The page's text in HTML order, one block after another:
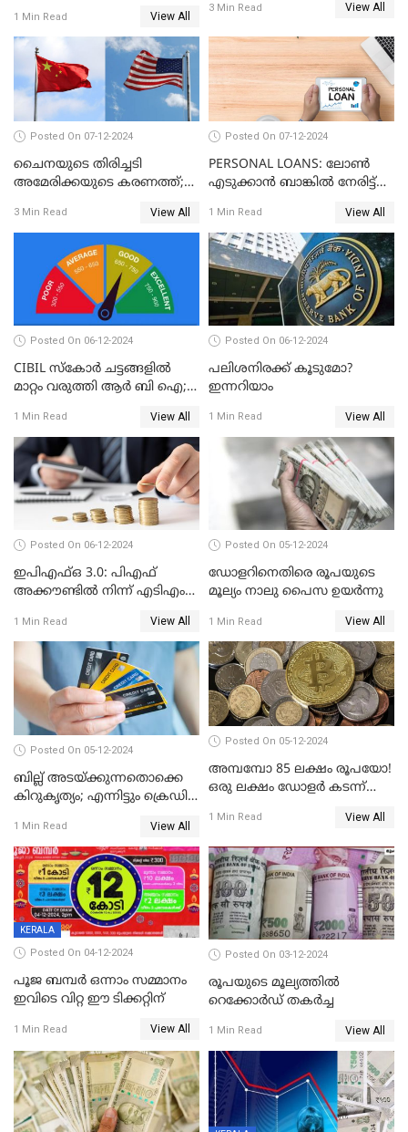
1 Min Read View All
കോളയേക്കുറിച്ച് അറിയാം
3 Min Read View All
Posted On 07-12-2024
ചൈനയുടെ തിരിച്ചടി
അമേരിക്കയുടെ കരണത്ത്;
3 Min Read View All
Posted On 07-12-2024
PERSONAL LOANS: ലോൺ
എടുക്കാൻ ബാങ്കിൽ നേരിട്ട്
ചെയ്തുകൂടേ?
1 Min Read View All
Posted On 06-12-2024
CIBIL സ്കോർ ചട്ടങ്ങളിൽ
മാറ്റം വരുത്തി ആർ ബി ഐ;
ലോൺ എടുത്തവരും
അറിഞ്ഞിരിക്കേണ്ട
കാര്യങ്ങൾ
1 Min Read View All
Posted On 06-12-2024
പലിശനിരക്ക് കൂടുമോ?
ഇന്നറിയാം
1 Min Read View All
Posted On 06-12-2024
ഇപിഎഫ്ഒ 3.0: പിഎഫ്
അക്കൗണ്ടിൽ നിന്ന് എടിഎം
1 Min Read View All
Posted On 05-12-2024
ഡോളറിനെതിരെ രൂപയുടെ
മൂല്യം നാലു പൈസ ഉയര്‍ന്നു
1 Min Read View All
Posted On 05-12-2024
ബില്ല് അടയ്ക്കുന്നതൊക്കെ
കിറുകൃത്യം; എന്നിട്ടും ക്രെഡിറ്റ്
കൂടുന്നില്ലേ? കാരണം ഇതാണ്
1 Min Read View All
Posted On 05-12-2024
അമ്പമ്പോ 85 ലക്ഷം രൂപയോ!
ഒരു ലക്ഷം ഡോളർ കടന്ന്
1 Min Read View All
KERALA
Posted On 04-12-2024
പൂജ ബമ്പർ ഒന്നാം സമ്മാനം
ഇവിടെ വിറ്റ ഈ ടിക്കറ്റിന്
1 Min Read View All
Posted On 03-12-2024
രൂപയുടെ മൂല്യത്തില്‍
റെക്കോര്‍ഡ് തകര്‍ച്ച
1 Min Read View All